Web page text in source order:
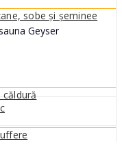
sobe și șeminee
Geyser